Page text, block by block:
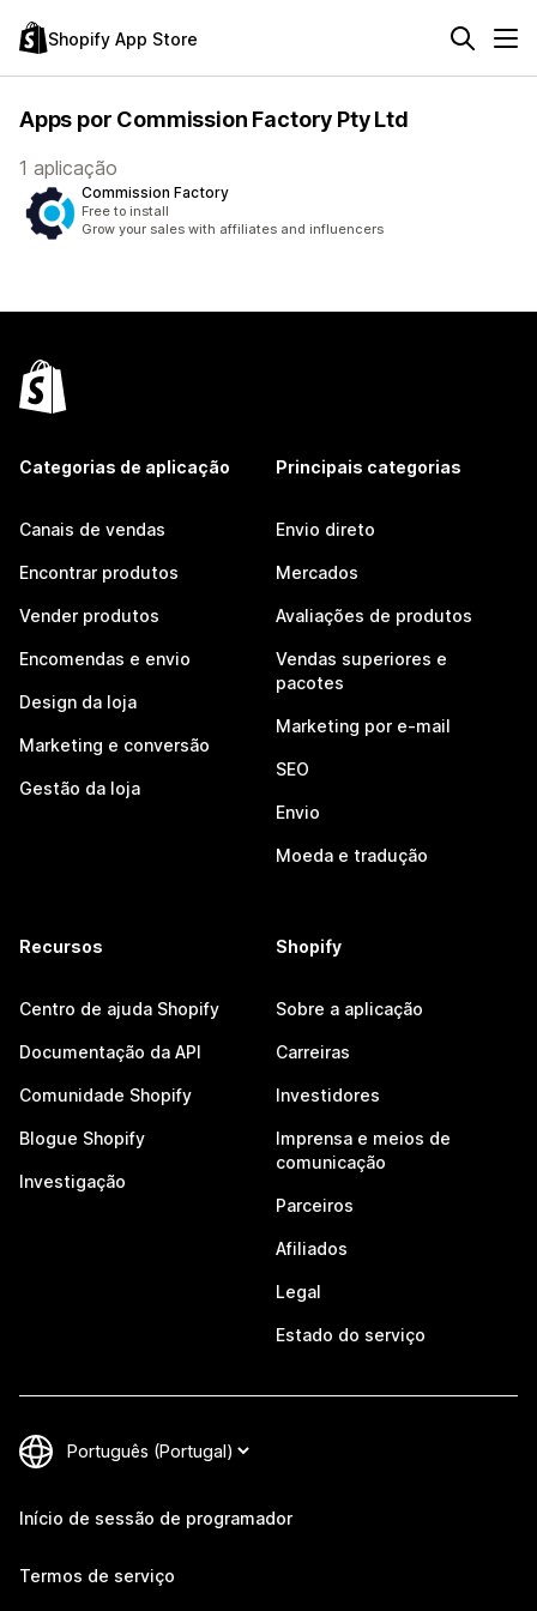
Shopify App Store
Apps por Commission Factory Pty Ltd
1 aplicação
Commission Factory
Free to install
Grow your sales with affiliates and influencers
Categorias de aplicação
Canais de vendas
Encontrar produtos
Vender produtos
Encomendas e envio
Design da loja
Marketing e conversão
Gestão da loja
Principais categorias
Envio direto
Mercados
Avaliações de produtos
Vendas superiores e
pacotes
Marketing por e-mail
SEO
Envio
Moeda e tradução
Recursos
Centro de ajuda Shopify
Documentação da API
Comunidade Shopify
Blogue Shopify
Investigação
Shopify
Sobre a aplicação
Carreiras
Investidores
Imprensa e meios de
comunicação
Parceiros
Afiliados
Legal
Estado do serviço
Início de sessão de programador
Termos de serviço